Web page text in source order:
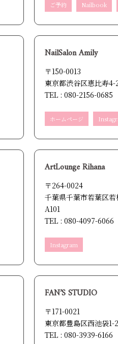
ご予約 Nailbook
NailSalon Amily
〒150-0013
東京都渋谷区恵比寿
TEL : 080-2156-0685
ホームページ
ArtLounge Rihana
〒264-0024
千葉県千葉市若葉区若
A101
TEL : 080-4097-6066
Instagram
FAN’S STUDIO
〒171-0021
東京都豊島区西池袋1-
TEL : 080-3939-6166